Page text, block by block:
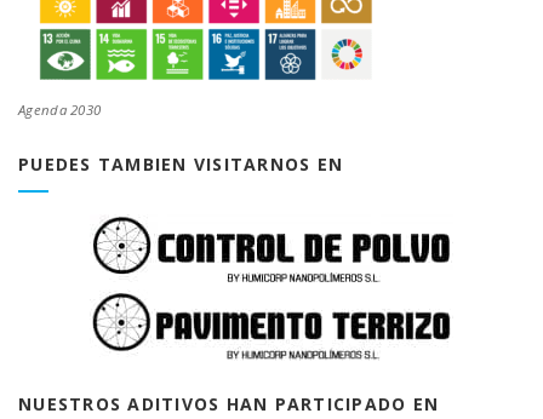
Agenda 2030
PUEDES TAMBIEN VISITARNOS EN
NUESTROS ADITIVOS HAN PARTICIPADO EN